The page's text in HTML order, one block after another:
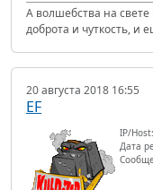
А волшебства на свете
доброта и чуткость, и
20 августа 2018 16:55
EF
IP/
Дата